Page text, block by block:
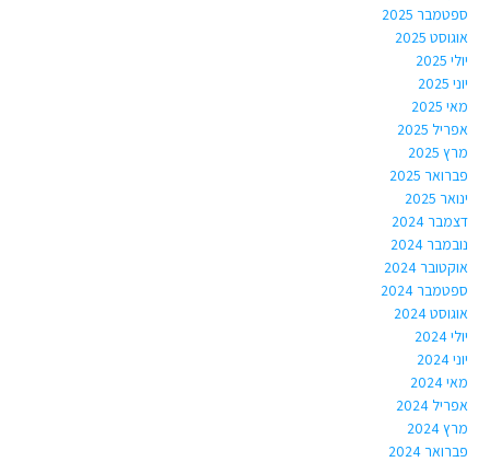
ספטמבר 2025
אוגוסט 2025
יולי 2025
יוני 2025
מאי 2025
אפריל 2025
מרץ 2025
פברואר 2025
ינואר 2025
דצמבר 2024
נובמבר 2024
אוקטובר 2024
ספטמבר 2024
אוגוסט 2024
יולי 2024
יוני 2024
מאי 2024
אפריל 2024
מרץ 2024
פברואר 2024